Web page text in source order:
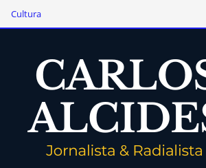
Cultura